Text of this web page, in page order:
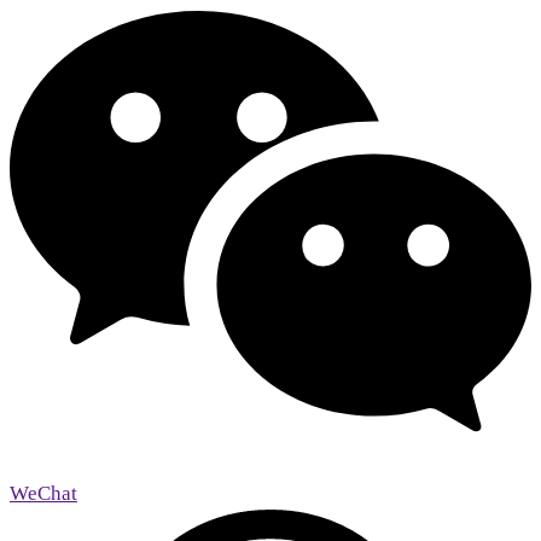
WeChat